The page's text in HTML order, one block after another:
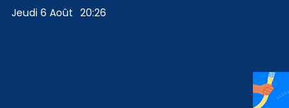
Jeudi 6 Août 20:26